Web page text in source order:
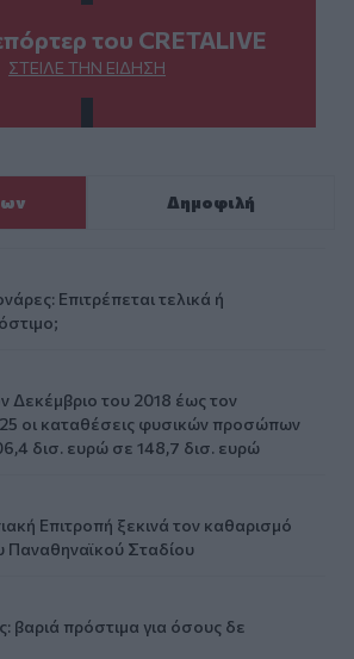
του CRETALIVE
ΣΤΕΊΛΕ ΤΗΝ ΕΊΔΗΣΗ
Δημοφιλή
Επιτρέπεται τελικά ή
Δεκέμβριο του 2018 έως τον
οι καταθέσεις φυσικών προσώπων
δισ. ευρώ σε 148,7 δισ. ευρώ
Επιτροπή ξεκινά τον καθαρισμό
Παναθηναϊκού Σταδίου
βαριά πρόστιμα για όσους δε